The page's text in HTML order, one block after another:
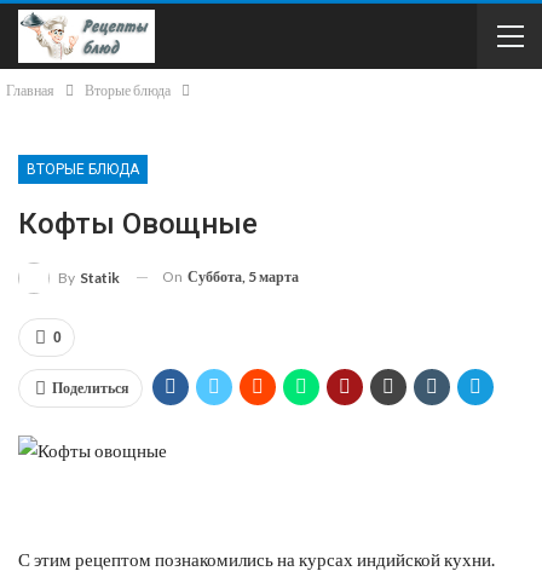
Главная Вторые блюда
ВТОРЫЕ БЛЮДА
Кофты Овощные
By Statik On Суббота, 5 марта
0
Поделиться
С этим рецептом познакомились на курсах индийской кухни.